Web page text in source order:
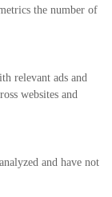
the number of
relevant ads and
websites and
and have not